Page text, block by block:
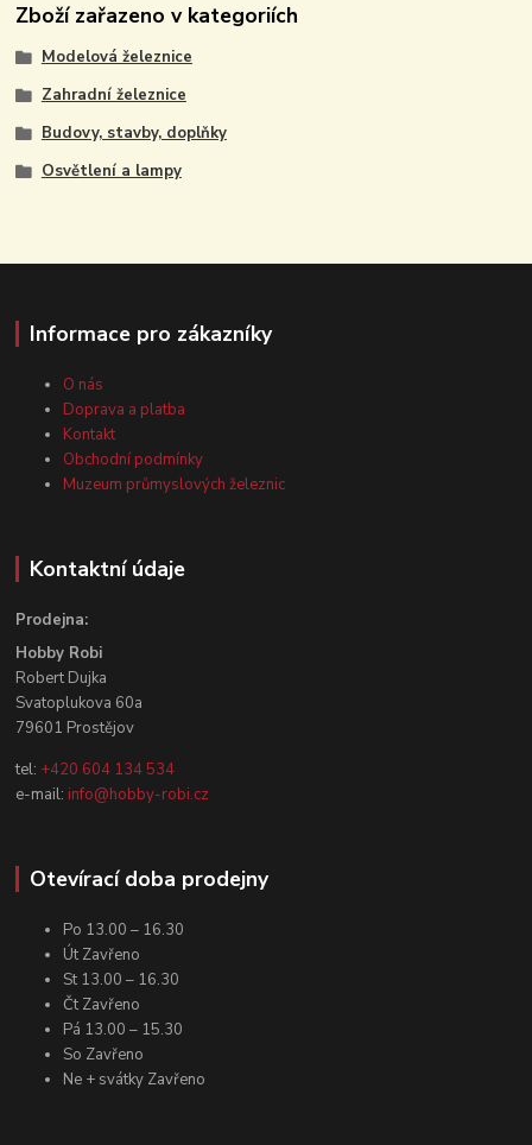
Zboží zařazeno v kategoriích
Modelová železnice
Zahradní železnice
Budovy, stavby, doplňky
Osvětlení a lampy
Informace pro zákazníky
O nás
Doprava a platba
Kontakt
Obchodní podmínky
Muzeum průmyslových železnic
Kontaktní údaje
Prodejna:
Hobby Robi
Robert Dujka
Svatoplukova 60a
79601 Prostějov
tel: +420 604 134 534
e-mail: info@hobby-robi.cz
Otevírací doba prodejny
Po 13.00 – 16.30
Út Zavřeno
St 13.00 – 16.30
Čt Zavřeno
Pá 13.00 – 15.30
So Zavřeno
Ne + svátky Zavřeno